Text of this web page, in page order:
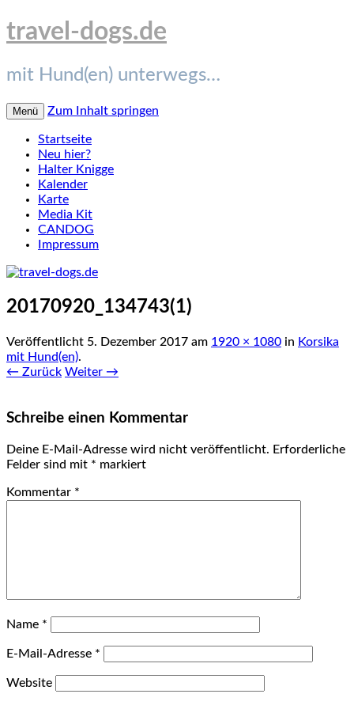
travel-dogs.de
mit Hund(en) unterwegs…
Menü Zum Inhalt springen
Startseite
Neu hier?
Halter Knigge
Kalender
Karte
Media Kit
CANDOG
Impressum
20170920_134743(1)
Veröffentlicht 5. Dezember 2017 am 1920 × 1080 in Korsika
mit Hund(en).
← Zurück Weiter →
Schreibe einen Kommentar
Deine E-Mail-Adresse wird nicht veröffentlicht. Erforderliche
Felder sind mit * markiert
Kommentar *
Name *
E-Mail-Adresse *
Website